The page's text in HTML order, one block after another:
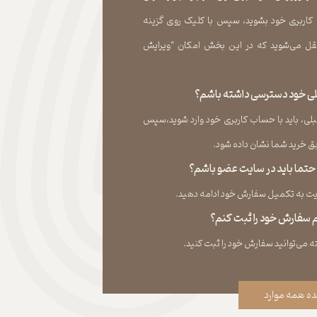
خود بشوید، سپس با کلیک روی گزینه
می‏‌شوید که در این بخش امکان “ویرایش
خود دسترسی داشته باشم؟
باید با حساب کاربری خود وارد شوید،سپس
خرید شما نشان داده ‏شود.​​​​​​​
حتما باید در سایت عضو باشم؟
به تکمیل سفارش خود ادامه دهید.​​​​​​​
سفارش خود را ثبت کنم؟
همه موارد